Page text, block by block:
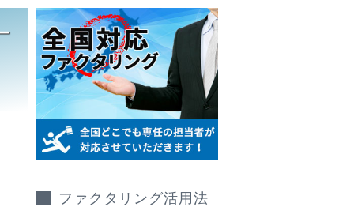
ファクタリング活用法